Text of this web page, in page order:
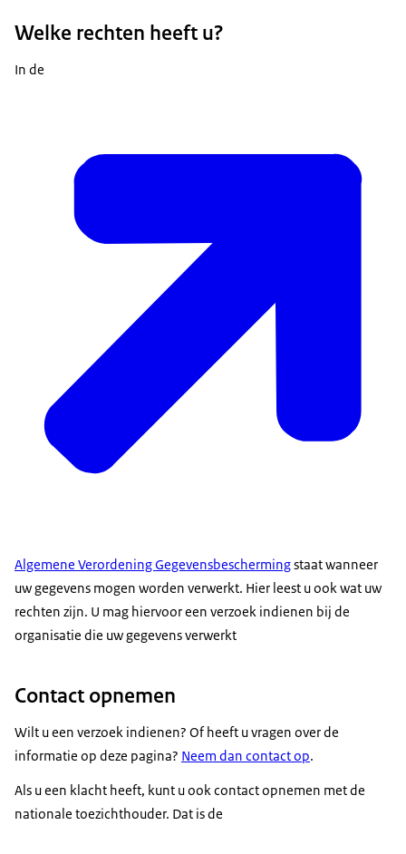
Welke rechten heeft u?
In de
Algemene Verordening Gegevensbeschermingstaat wanneer
uw gegevens mogen worden verwerkt. Hier leest u ook wat uw
rechten zijn. U mag hiervoor een verzoek indienen bij de
organisatie die uw gegevens verwerkt
Contact opnemen
Wilt u een verzoek indienen? Of heeft u vragen over de
informatie op deze pagina? Neem dan contact op.
Als u een klacht heeft, kunt u ook contact opnemen met de
nationale toezichthouder. Dat is de